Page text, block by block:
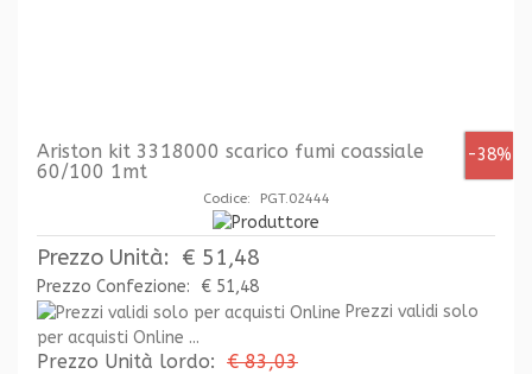
-38%
Ariston kit 3318000 scarico fumi coassiale
60/100 1mt
Codice: PGT.02444
Prezzo Unità: € 51,48
Prezzo Confezione:
€ 51,48
Prezzi validi solo
per acquisti Online ...
Prezzo Unità lordo: € 83,03